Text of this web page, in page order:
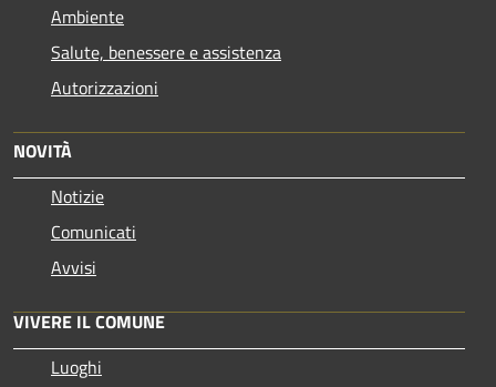
Ambiente
Salute, benessere e assistenza
Autorizzazioni
NOVITÀ
Notizie
Comunicati
Avvisi
VIVERE IL COMUNE
Luoghi